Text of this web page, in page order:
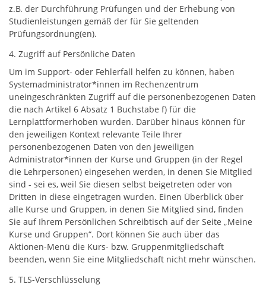
z.B. der Durchführung Prüfungen und der Erhebung von
Studienleistungen gemäß der für Sie geltenden
Prüfungsordnung(en).
4. Zugriff auf Persönliche Daten
Um im Support- oder Fehlerfall helfen zu können, haben
Systemadministrator*innen im Rechenzentrum
uneingeschränkten Zugriff auf die personenbezogenen Daten
die nach Artikel 6 Absatz 1 Buchstabe f) für die
Lernplattformerhoben wurden. Darüber hinaus können für
den jeweiligen Kontext relevante Teile Ihrer
personenbezogenen Daten von den jeweiligen
Administrator*innen der Kurse und Gruppen (in der Regel
die Lehrpersonen) eingesehen werden, in denen Sie Mitglied
sind - sei es, weil Sie diesen selbst beigetreten oder von
Dritten in diese eingetragen wurden. Einen Überblick über
alle Kurse und Gruppen, in denen Sie Mitglied sind, finden
Sie auf Ihrem Persönlichen Schreibtisch auf der Seite „Meine
Kurse und Gruppen“. Dort können Sie auch über das
Aktionen-Menü die Kurs- bzw. Gruppenmitgliedschaft
beenden, wenn Sie eine Mitgliedschaft nicht mehr wünschen.
5. TLS-Verschlüsselung